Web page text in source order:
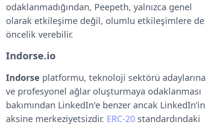
odaklanmadığından, Peepeth, yalnızca genel
olarak etkileşime değil, olumlu etkileşimlere de
öncelik verebilir.
Indorse.io
Indorse platformu, teknoloji sektörü adaylarına
ve profesyonel ağlar oluşturmaya odaklanması
bakımından LinkedIn'e benzer ancak LinkedIn’in
aksine merkeziyetsizdir. ERC-20 standardındaki